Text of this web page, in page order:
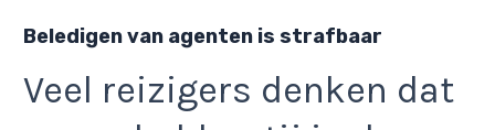
Beledigen van agenten is strafbaar
Veel reizigers denken dat